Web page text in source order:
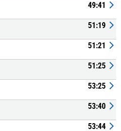
49:41
51:19
51:21
51:25
53:25
53:40
53:44